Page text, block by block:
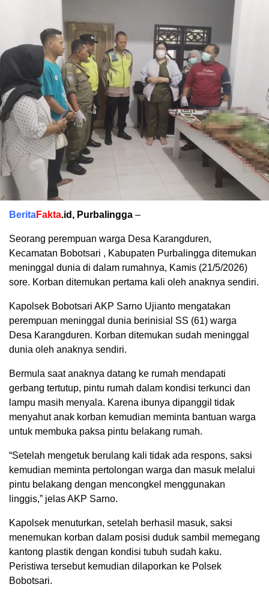
BeritaFakta.id, Purbalingga –
Seorang perempuan warga Desa Karangduren,
Kecamatan Bobotsari , Kabupaten Purbalingga ditemukan
meninggal dunia di dalam rumahnya, Kamis (21/5/2026)
sore. Korban ditemukan pertama kali oleh anaknya sendiri.
Kapolsek Bobotsari AKP Sarno Ujianto mengatakan
perempuan meninggal dunia berinisial SS (61) warga
Desa Karangduren. Korban ditemukan sudah meninggal
dunia oleh anaknya sendiri.
Bermula saat anaknya datang ke rumah mendapati
gerbang tertutup, pintu rumah dalam kondisi terkunci dan
lampu masih menyala. Karena ibunya dipanggil tidak
menyahut anak korban kemudian meminta bantuan warga
untuk membuka paksa pintu belakang rumah.
“Setelah mengetuk berulang kali tidak ada respons, saksi
kemudian meminta pertolongan warga dan masuk melalui
pintu belakang dengan mencongkel menggunakan
linggis,” jelas AKP Sarno.
Kapolsek menuturkan, setelah berhasil masuk, saksi
menemukan korban dalam posisi duduk sambil memegang
kantong plastik dengan kondisi tubuh sudah kaku.
Peristiwa tersebut kemudian dilaporkan ke Polsek
Bobotsari.